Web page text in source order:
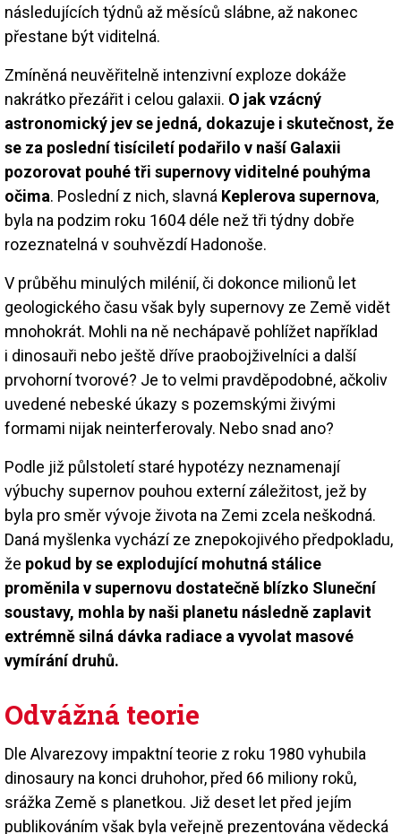
následujících týdnů až měsíců slábne, až nakonec
přestane být viditelná.
Zmíněná neuvěřitelně intenzivní exploze dokáže
nakrátko přezářit i celou galaxii. O jak vzácný
astronomický jev se jedná, dokazuje i skutečnost, že
se za poslední tisíciletí podařilo v naší Galaxii
pozorovat pouhé tři supernovy viditelné pouhýma
očima. Poslední z nich, slavná Keplerova supernova,
byla na podzim roku 1604 déle než tři týdny dobře
rozeznatelná v souhvězdí Hadonoše.
V průběhu minulých milénií, či dokonce milionů let
geologického času však byly supernovy ze Země vidět
mnohokrát. Mohli na ně nechápavě pohlížet například
i dinosauři nebo ještě dříve praobojživelníci a další
prvohorní tvorové? Je to velmi pravděpodobné, ačkoliv
uvedené nebeské úkazy s pozemskými živými
formami nijak neinterferovaly. Nebo snad ano?
Podle již půlstoletí staré hypotézy neznamenají
výbuchy supernov pouhou externí záležitost, jež by
byla pro směr vývoje života na Zemi zcela neškodná.
Daná myšlenka vychází ze znepokojivého předpokladu,
že pokud by se explodující mohutná stálice
proměnila v supernovu dostatečně blízko Sluneční
soustavy, mohla by naši planetu následně zaplavit
extrémně silná dávka radiace a vyvolat masové
vymírání druhů.
Odvážná teorie
Dle Alvarezovy impaktní teorie z roku 1980 vyhubila
dinosaury na konci druhohor, před 66 miliony roků,
srážka Země s planetkou. Již deset let před jejím
publikováním však byla veřejně prezentována vědecká